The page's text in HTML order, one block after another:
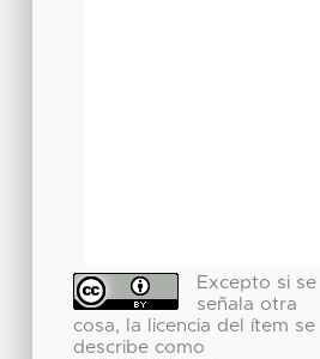
Excepto si se
señala otra
cosa, la licencia del ítem se
describe como